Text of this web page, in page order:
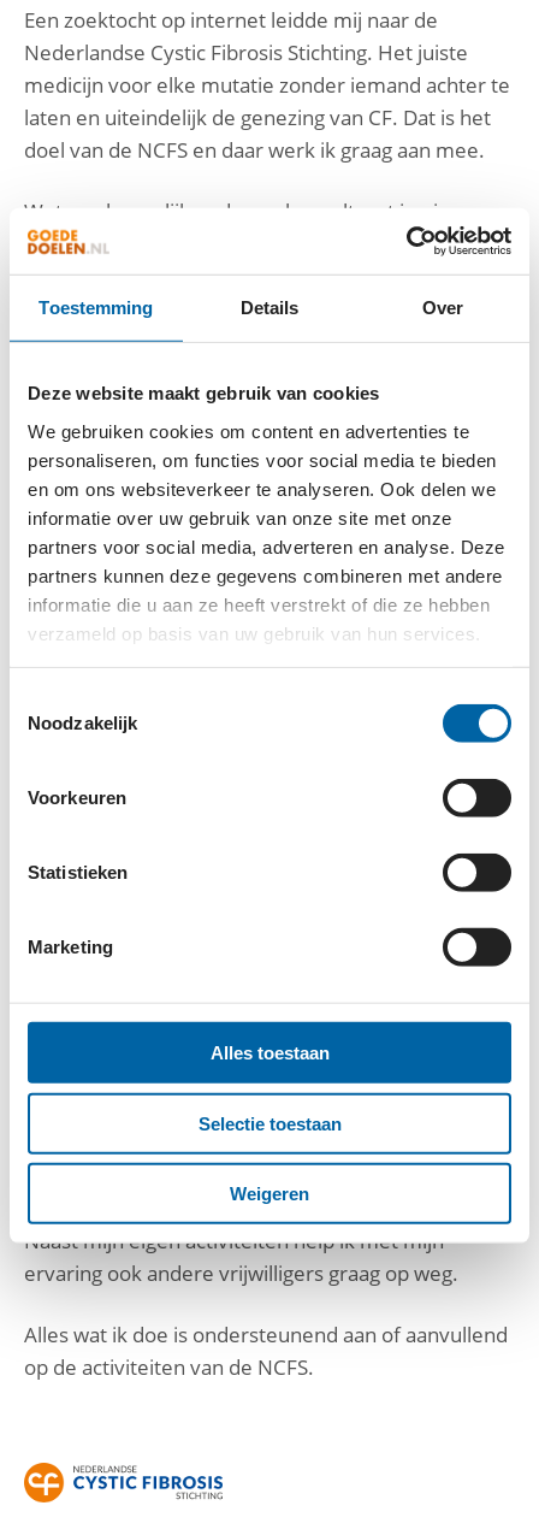
Toestemming Details Over
Deze website maakt gebruik van cookies
We gebruiken cookies om content en advertenties te
personaliseren, om functies voor social media te bieden
en om ons websiteverkeer te analyseren. Ook delen we
informatie over uw gebruik van onze site met onze
partners voor social media, adverteren en analyse. Deze
partners kunnen deze gegevens combineren met andere
informatie die u aan ze heeft verstrekt of die ze hebben
verzameld op basis van uw gebruik van hun services.
Noodzakelijk
Voorkeuren
Statistieken
Marketing
Alles toestaan
Selectie toestaan
Weigeren
Een zoektocht op internet leidde mij naar de
Nederlandse Cystic Fibrosis Stichting. Het juiste
medicijn voor elke mutatie zonder iemand achter te
laten en uiteindelijk de genezing van CF. Dat is het
doel van de NCFS en daar werk ik graag aan mee.
Wetenschappelijk onderzoek resulteert in nieuwe
inzichten en geeft mensen met CF meer
vertrouwen in een mooie toekomst. Ik vind het
daarom belangrijk dat de NCFS haar
onderzoeksprogramma’s altijd volledig en tijdig af
is. Vaak hoor je ‘gezondheid is niet te koop’ maar
soms denk ik toch van wel en daar draag ik graag
mijn steentje aan bij.
De afgelopen vijf jaar heb ik op uiteenlopende
manieren met de onmisbare steun van vele
anderen serieus geld bij elkaar gebracht. Mijn
activiteiten zijn in volgorde van belangrijkheid:
statiegeldacties in zo’n 100 supermarkten in Midden
jaarlijkse onlinecollecte van de NCFS, verkoop van
bij uitvaarten en loten verkoop. Steeds ben ik op
zoek naar nieuwe mogelijkheden om meer en
versneld geld binnen te brengen, want mensen met
een beperkte levensverwachting hebben immers
over taaislijmziekte, het belangrijke werk van de
NCFS en mijn persoonlijke motivatie om mij voor
deze stichting in te zetten. Een verhaal dat ik altijd
paraat heb en op de meest uiteenlopende
momenten vertel. Een verhaal dat blijkbaar
Naast mijn eigen activiteiten help ik met mijn
ervaring ook andere vrijwilligers graag op weg.
Alles wat ik doe is ondersteunend aan of aanvullend
op de activiteiten van de NCFS.